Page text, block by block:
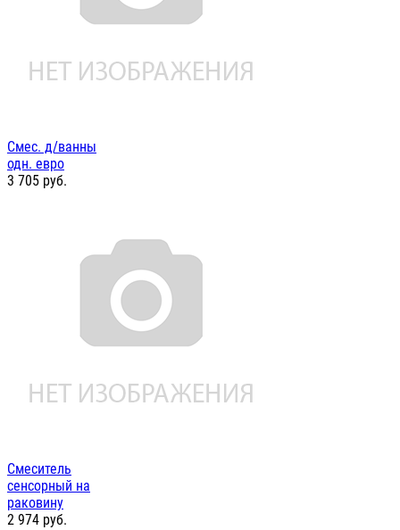
Смес. д/ванны
одн. евро
3 705 руб.
Смеситель
сенсорный на
раковину
2 974 руб.